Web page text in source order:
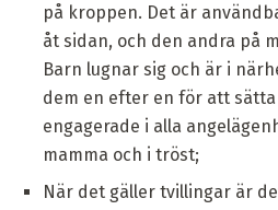
på kroppen. Det är
åt sidan, och den andra på
Barn lugnar sig och är i
dem en efter en för att
engagerade i alla
mamma och i tröst;
När det gäller tvillingar är